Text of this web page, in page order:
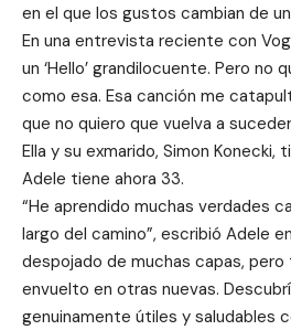
en el que los gustos cambian de
En una entrevista reciente con
un ‘Hello’ grandilocuente. Pero no
como esa. Esa canción me
que no quiero que vuelva a
Ella y su exmarido, Simon Konecki,
Adele tiene ahora 33.
“He aprendido muchas verdades
largo del camino”, escribió Adele
despojado de muchas capas, pero
envuelto en otras nuevas.
genuinamente útiles y saludables